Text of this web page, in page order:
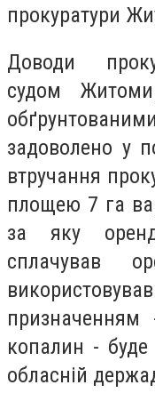
прокуратури
Доводи
судом
задоволено у
втручання
площею 7 га
за яку
сплачував
призначенням
копалин - буде
обласній